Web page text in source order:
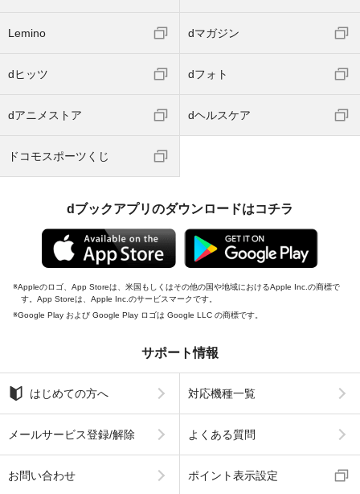
Lemino dマガジン
dヒッツ dフォト
dアニメストア dヘルスケア
ドコモスポーツくじ
dブックアプリのダウンロードはコチラ
Appleのロゴ、App Storeは、米国もしくはその他の国や地域におけるApple Inc.の商標で
す。App Storeは、Apple Inc.のサービスマークです。
Google Play および Google Play ロゴは Google LLC の商標です。
サポート情報
はじめての方へ 対応機種一覧
メールサービス登録/解除 よくある質問
お問い合わせ ポイント表示設定